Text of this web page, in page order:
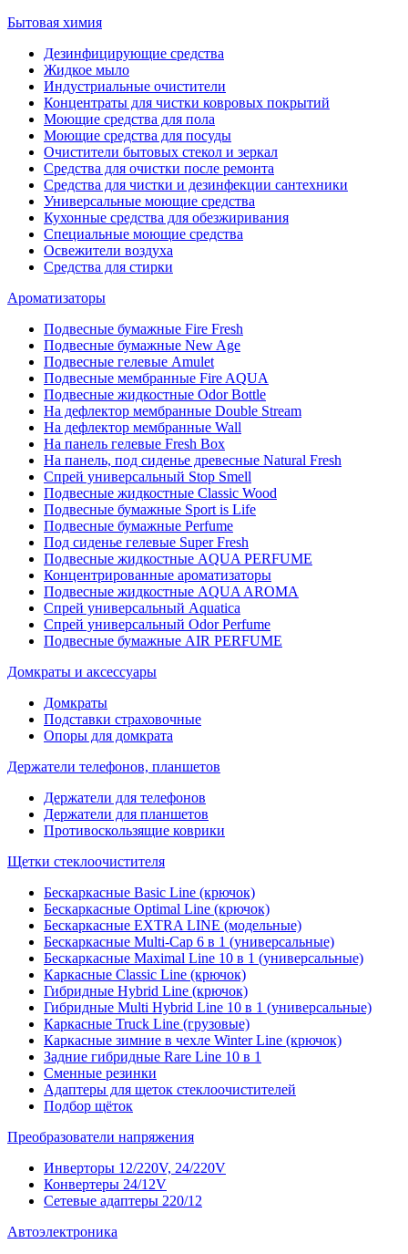
Бытовая химия
Дезинфицирующие средства
Жидкое мыло
Индустриальные очистители
Концентраты для чистки ковровых покрытий
Моющие средства для пола
Моющие средства для посуды
Очистители бытовых стекол и зеркал
Средства для очистки после ремонта
Средства для чистки и дезинфекции сантехники
Универсальные моющие средства
Кухонные средства для обезжиривания
Специальные моющие средства
Освежители воздуха
Средства для стирки
Ароматизаторы
Подвесные бумажные Fire Fresh
Подвесные бумажные New Age
Подвесные гелевые Amulet
Подвесные мембранные Fire AQUA
Подвесные жидкостные Odor Bottle
На дефлектор мембранные Double Stream
На дефлектор мембранные Wall
На панель гелевые Fresh Box
На панель, под сиденье древесные Natural Fresh
Спрей универсальный Stop Smell
Подвесные жидкостные Classic Wood
Подвесные бумажные Sport is Life
Подвесные бумажные Perfume
Под сиденье гелевые Super Fresh
Подвесные жидкостные AQUA PERFUME
Концентрированные ароматизаторы
Подвесные жидкостные AQUA AROMA
Спрей универсальный Aquatica
Спрей универсальный Odor Perfume
Подвесные бумажные AIR PERFUME
Домкраты и аксессуары
Домкраты
Подставки страховочные
Опоры для домкрата
Держатели телефонов, планшетов
Держатели для телефонов
Держатели для планшетов
Противоскользящие коврики
Щетки стеклоочистителя
Бескаркасные Basic Line (крючок)
Бескаркасные Optimal Line (крючок)
Бескаркасные EXTRA LINE (модельные)
Бескаркасные Multi-Cap 6 в 1 (универсальные)
Бескаркасные Maximal Line 10 в 1 (универсальные)
Каркасные Classic Line (крючок)
Гибридные Hybrid Line (крючок)
Гибридные Multi Hybrid Line 10 в 1 (универсальные)
Каркасные Truck Line (грузовые)
Каркасные зимние в чехле Winter Line (крючок)
Задние гибридные Rare Line 10 в 1
Сменные резинки
Адаптеры для щеток стеклоочистителей
Подбор щёток
Преобразователи напряжения
Инверторы 12/220V, 24/220V
Конвертеры 24/12V
Сетевые адаптеры 220/12
Автоэлектроника